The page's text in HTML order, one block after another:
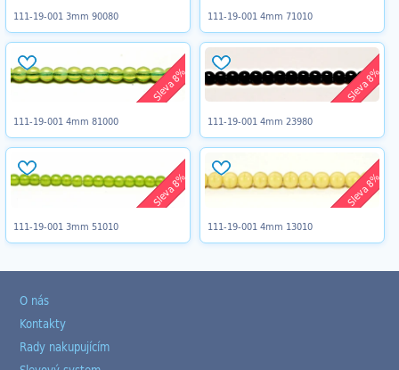
111-19-001 3mm 90080 111-19-001 4mm 71010
Sleva 8%
111-19-001 4mm 81000
Sleva 8%
111-19-001 4mm 23980
Sleva 8%
111-19-001 3mm 51010
Sleva 8%
111-19-001 4mm 13010
O nás
Kontakty
Rady nakupujícím